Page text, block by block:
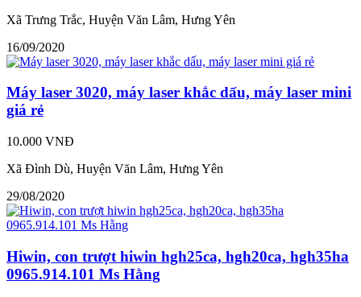
Xã Trưng Trắc, Huyện Văn Lâm, Hưng Yên
16/09/2020
Máy laser 3020, máy laser khắc dấu, máy laser mini
giá rẻ
10.000 VNĐ
Xã Đình Dù, Huyện Văn Lâm, Hưng Yên
29/08/2020
Hiwin, con trượt hiwin hgh25ca, hgh20ca, hgh35ha
0965.914.101 Ms Hằng